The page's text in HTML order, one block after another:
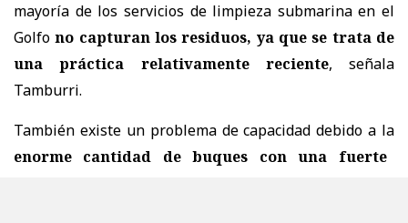
mayoría de los servicios de limpieza submarina en el
Golfono capturan los residuos, ya que se trata de
una práctica relativamente reciente, señala
Tamburri.
También existe un problema de capacidad debido a la
enorme cantidad de buques con una fuerte